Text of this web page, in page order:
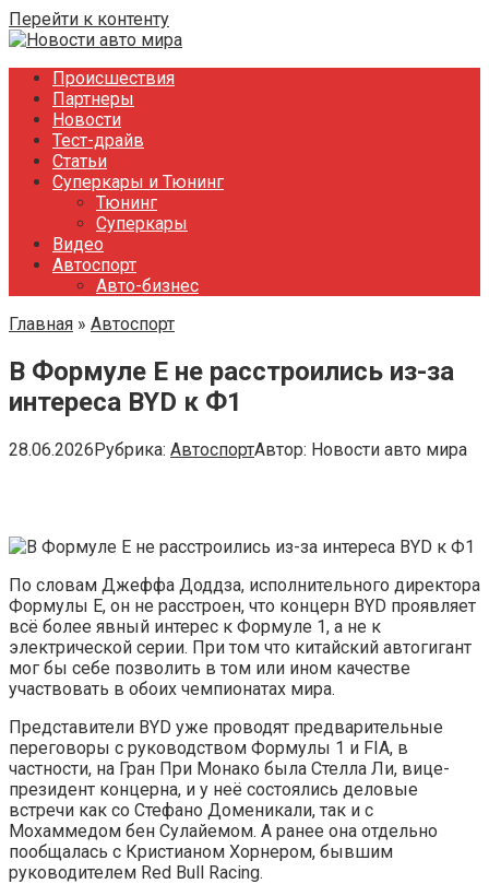
Перейти к контенту
Происшествия
Партнеры
Новости
Тест-драйв
Статьи
Суперкары и Тюнинг
Тюнинг
Суперкары
Видео
Автоспорт
Авто-бизнес
Главная » Автоспорт
В Формуле E не расстроились из-за
интереса BYD к Ф1
28.06.2026Рубрика: АвтоспортАвтор: Новости авто мира
По словам Джеффа Доддза, исполнительного директора
Формулы E, он не расстроен, что концерн BYD проявляет
всё более явный интерес к Формуле 1, а не к
электрической серии. При том что китайский автогигант
мог бы себе позволить в том или ином качестве
участвовать в обоих чемпионатах мира.
Представители BYD уже проводят предварительные
переговоры с руководством Формулы 1 и FIA, в
частности, на Гран При Монако была Стелла Ли, вице-
президент концерна, и у неё состоялись деловые
встречи как со Стефано Доменикали, так и с
Мохаммедом бен Сулайемом. А ранее она отдельно
пообщалась с Кристианом Хорнером, бывшим
руководителем Red Bull Racing.